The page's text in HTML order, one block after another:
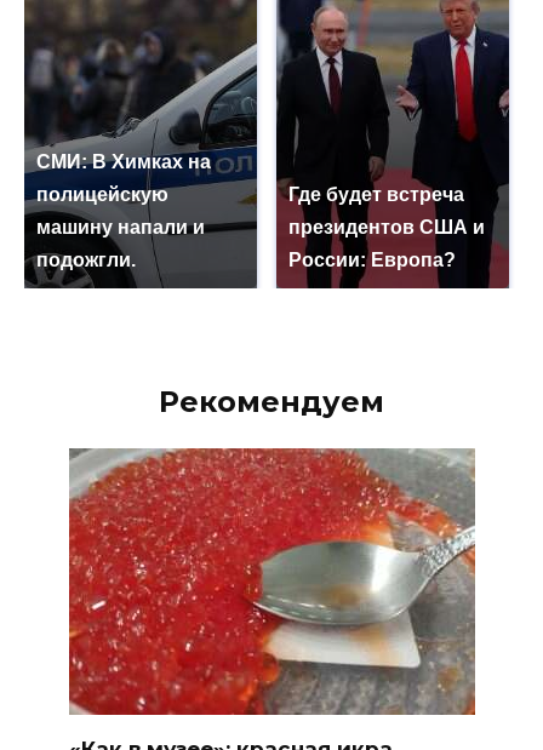
СМИ: В Химках на
полицейскую
машину напали и
подожгли.
Где будет встреча
президентов США и
России: Европа?
Рекомендуем